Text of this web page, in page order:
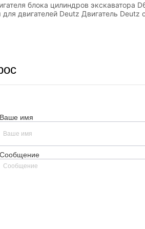
блока цилиндров экскаватора
двигателей Deutz Двигатель
имя